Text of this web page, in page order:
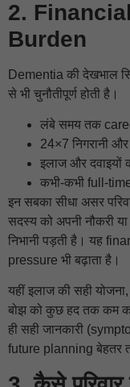
2.
Burden
Dementia की देखभाल
से भी चुनौतीपूर्ण होती है।
लंबे समय तक
24×7 निगरानी
इलाज और दवाइयों
कभी-कभी full-
इन सबका सीधा असर
सदस्य को अपनी नौकरी
निभानी पड़ती है। यह
pressure भी बढ़ाता है।
यहीं इलाज की सही
बोझ को कुछ हद तक कम
ही सही जानकारी
future planning बेहतर